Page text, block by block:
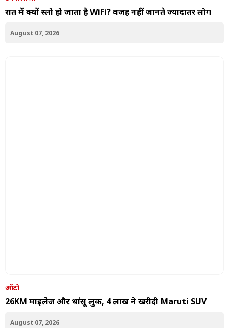
रात में क्यों स्लो हो जाता है WiFi? वजह नहीं जानते ज्यादातर लोग
August 07, 2026
ऑटो
26KM माइलेज और धांसू लुक, 4 लाख ने खरीदी Maruti SUV
August 07, 2026